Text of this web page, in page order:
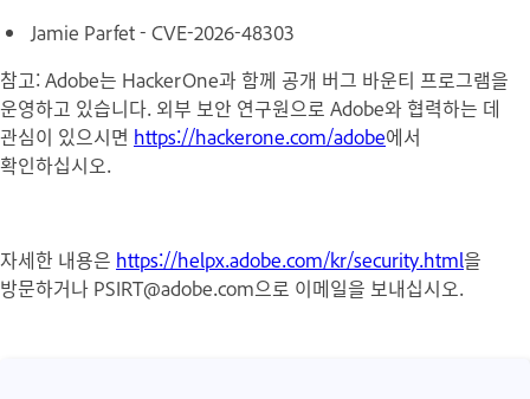
Jamie Parfet - CVE-2026-48303
참고: Adobe는 HackerOne과 함께 공개 버그 바운티 프로그램을
운영하고 있습니다. 외부 보안 연구원으로 Adobe와 협력하는 데
관심이 있으시면 https://hackerone.com/adobe에서
확인하십시오.
자세한 내용은 https://helpx.adobe.com/kr/security.html을
방문하거나 PSIRT@adobe.com으로 이메일을 보내십시오.